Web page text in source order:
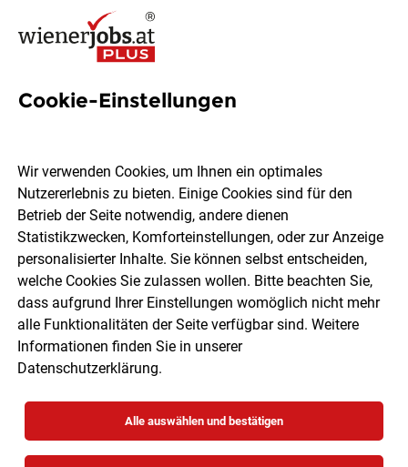
Anatomieassistenz /
Prosekturassistenz im
Bereich Anatomie
Sigmund Freud PrivatUniversität Wien
Wien Vollzeit 03.08.2026
Cookie-Einstellungen
Wir verwenden Cookies, um Ihnen ein optimales
Nutzererlebnis zu bieten. Einige Cookies sind für den
Betrieb der Seite notwendig, andere dienen
Statistikzwecken, Komforteinstellungen, oder zur Anzeige
personalisierter Inhalte. Sie können selbst entscheiden,
welche Cookies Sie zulassen wollen. Bitte beachten Sie,
dass aufgrund Ihrer Einstellungen womöglich nicht mehr
alle Funktionalitäten der Seite verfügbar sind. Weitere
Informationen finden Sie in unserer
Datenschutzerklärung.
Alle auswählen und bestätigen